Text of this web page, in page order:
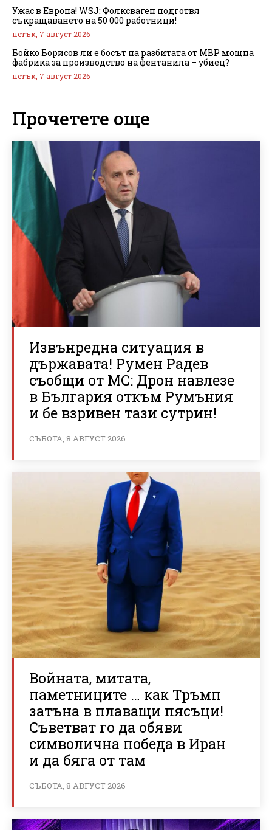
Ужас в Европа! WSJ: Фолксваген подготвя
съкращаването на 50 000 работници!
петък, 7 август 2026
Бойко Борисов ли е босът на разбитата от МВР мощна
фабрика за производство на фентанила – убиец?
петък, 7 август 2026
Прочетете още
Извънредна ситуация в
държавата! Румен Радев
съобщи от МС: Дрон навлезе
в България откъм Румъния
и бе взривен тази сутрин!
СЪБОТА, 8 АВГУСТ 2026
Войната, митата,
паметниците … как Тръмп
затъна в плаващи пясъци!
Съветват го да обяви
символична победа в Иран
и да бяга от там
СЪБОТА, 8 АВГУСТ 2026